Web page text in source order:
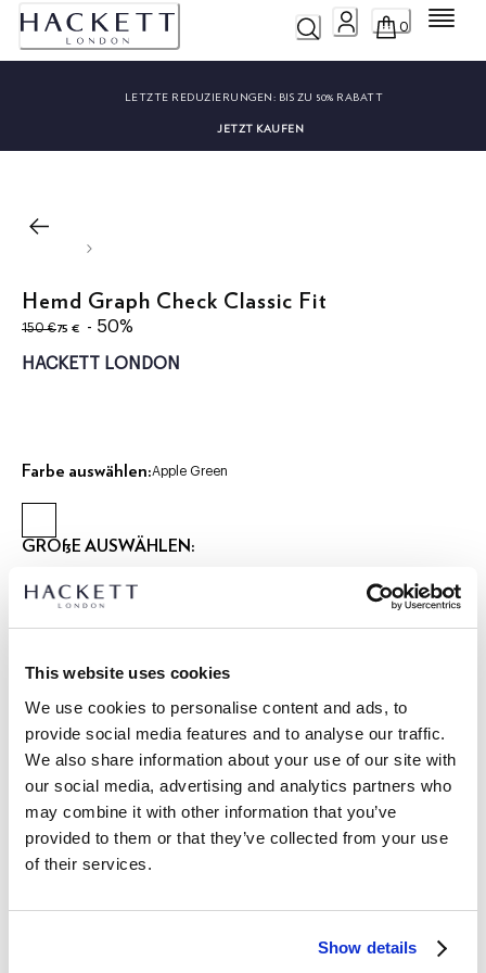
This website uses cookies
We use cookies to personalise content and ads, to
provide social media features and to analyse our traffic.
We also share information about your use of our site with
our social media, advertising and analytics partners who
may combine it with other information that you’ve
provided to them or that they’ve collected from your use
of their services.
Show details
0 Menü
LETZTE REDUZIERUNGEN: BIS ZU 50% RABATT
JETZT KAUFEN
Hemd Graph Check Classic Fit
150 €
ursprünglicher Preis 150 €
75 €
aktueller Preis 75 €
- 50%
HACKETT LONDON
Farbe auswählen:Apple Green
GRÖßE AUSWÄHLEN:
XS S
Größe des Models:1.88 m
ARTIKEL DETAILS
HM3010649
- Hackett London
- 100% Baumwollstoff mit einem Graph-Karomuster
LIEFERUNG UND RÜCKGABE
Kostenlose Lieferung und Rückgabe
FREE Click & Collect 4-5 Werktage
JETZT ABONNIERENund genießen Sie 10 % Rabatt auf Ihren